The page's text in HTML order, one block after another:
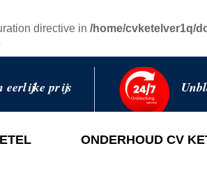
directive in /home/cvketelver1q/
eerlijke prijs
ONDERHOUD CV